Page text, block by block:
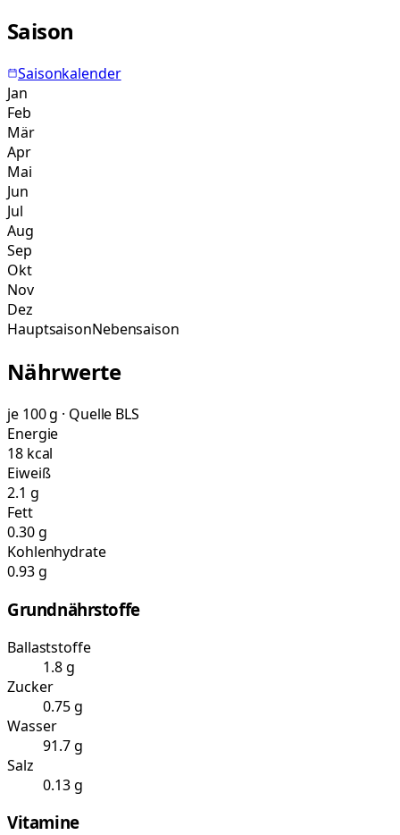
Saison
Saisonkalender
Jan
Feb
Mär
Apr
Mai
Jun
Jul
Aug
Sep
Okt
Nov
Dez
HauptsaisonNebensaison
Nährwerte
je 100 g · Quelle BLS
Energie
18 kcal
Eiweiß
2.1 g
Fett
0.30 g
Kohlenhydrate
0.93 g
Grundnährstoffe
Ballaststoffe
1.8 g
Zucker
0.75 g
Wasser
91.7 g
Salz
0.13 g
Vitamine